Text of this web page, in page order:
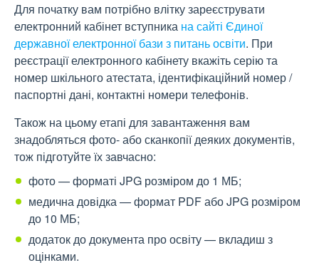
Для початку вам потрібно влітку зареєструвати
електронний кабінет вступника на сайті Єдиної
державної електронної бази з питань освіти. При
реєстрації електронного кабінету вкажіть серію та
номер шкільного атестата, ідентифікаційний номер /
паспортні дані, контактні номери телефонів.
Також на цьому етапі для завантаження вам
знадобляться фото- або сканкопії деяких документів,
тож підготуйте їх завчасно:
фото — форматі JPG розміром до 1 МБ;
медична довідка — формат PDF або JPG розміром
до 10 МБ;
додаток до документа про освіту — вкладиш з
оцінками.